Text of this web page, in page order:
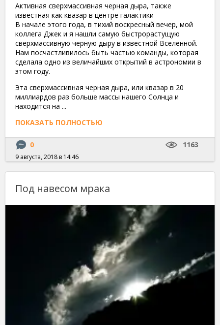
Активная сверхмассивная черная дыра, также
известная как квазар в центре галактики
В начале этого года, в тихий воскресный вечер, мой
коллега Джек и я нашли самую быстрорастущую
сверхмассивную черную дыру в известной Вселенной.
Нам посчастливилось быть частью команды, которая
сделала одно из величайших открытий в астрономии в
этом году.
Эта сверхмассивная черная дыра, или квазар в 20
миллиардов раз больше массы нашего Солнца и
находится на ...
ПОКАЗАТЬ ПОЛНОСТЬЮ
0 1163
9 августа, 2018 в 14:46
Под навесом мрака